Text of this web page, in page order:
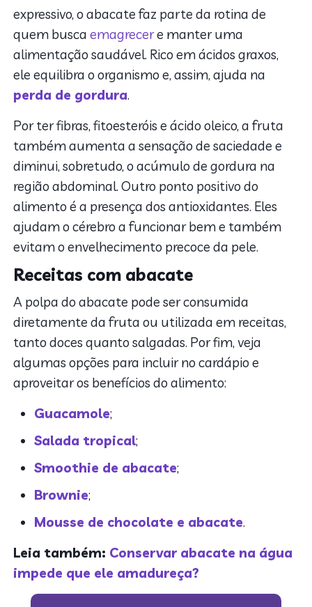
expressivo, o abacate faz parte da rotina de
quem buscaemagrecere manter uma
alimentação saudável. Rico em ácidos graxos,
ele equilibra o organismo e, assim, ajuda na
perda de gordura.
Por ter fibras, fitoesteróis e ácido oleico, a fruta
também aumenta a sensação de saciedade e
diminui, sobretudo, o acúmulo de gordura na
região abdominal. Outro ponto positivo do
alimento é a presença dos antioxidantes. Eles
ajudam o cérebro a funcionar bem e também
evitam o envelhecimento precoce da pele.
Receitas com abacate
A polpa do abacate pode ser consumida
diretamente da fruta ou utilizada em receitas,
tanto doces quanto salgadas. Por fim, veja
algumas opções para incluir no cardápio e
aproveitar os benefícios do alimento:
Guacamole;
Salada tropical;
Smoothie de abacate;
Brownie;
Mousse de chocolate e abacate.
Leia também: Conservar abacate na água
impede que ele amadureça?